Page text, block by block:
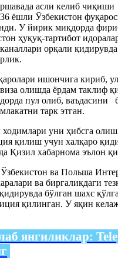
асли келиб чиқиши
ёшли Ўзбекистон
У йирик миқдорда
ҳуқуқ-тартибот
орқали
ишончига кириб,
олишда ёрдам таклиф
пул олиб, ваъдасини
тарк этган.
уни ҳибсга олиш
қилиш учун халқаро
Қизил хабарнома эълон
ва Польша
ва биргаликдаги
бўлган шахс
қилинган. У яқин
янгиликлар: